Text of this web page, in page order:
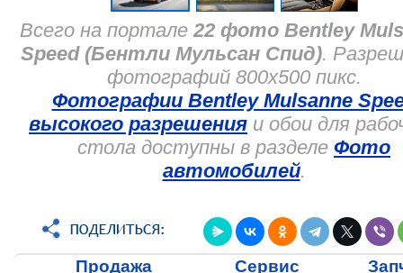
Всего на портале22 фото Bentley
Speed (Бентли Мульсан Спид).
фотографий 800x500 пикс.
Фотографии Bentley Mulsanne
высокого разрешения и обои для
стола доступны в разделе Фото
автомобилей.
Продажа
Сервис